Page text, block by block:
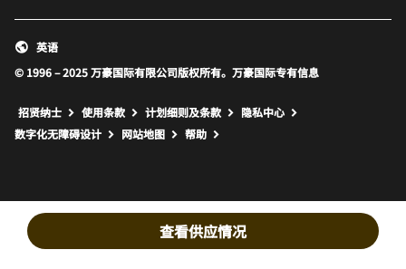
查看供应情况
© 1996 – 2025 万豪国际有限公司版权所有。万豪国际专有信息
英语
招贤纳士 使用条款 计划细则及条款
隐私中心
数字化无障碍设计
网站地图 打开新窗口
帮助